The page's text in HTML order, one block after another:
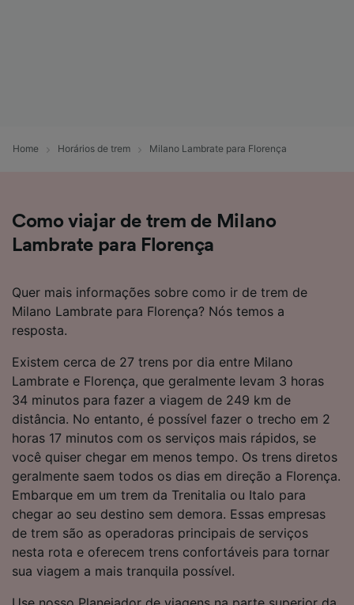
Home Horários de trem Milano Lambrate para Florença
Como viajar de trem de Milano
Lambrate para Florença
Quer mais informações sobre como ir de trem de
Milano Lambrate para Florença? Nós temos a
resposta.
Existem cerca de 27 trens por dia entre Milano
Lambrate e Florença, que geralmente levam 3 horas
34 minutos para fazer a viagem de 249 km de
distância. No entanto, é possível fazer o trecho em 2
horas 17 minutos com os serviços mais rápidos, se
você quiser chegar em menos tempo. Os trens diretos
geralmente saem todos os dias em direção a Florença.
Embarque em um trem da Trenitalia ou Italo para
chegar ao seu destino sem demora. Essas empresas
de trem são as operadoras principais de serviços
nesta rota e oferecem trens confortáveis para tornar
sua viagem a mais tranquila possível.